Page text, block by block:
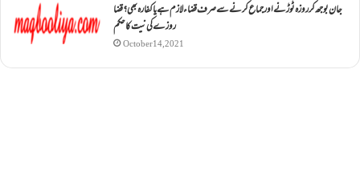
جان بوجھ کر روزہ ٹوڑنے اور جماع کرنے سے صرف قضاء لازم ہے یا کفارہ بھی؟ قضا
روزے کی نیت کا حکم
October 14, 2021